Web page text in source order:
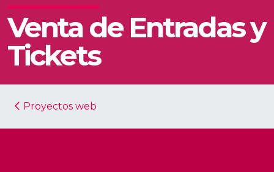
Venta de Entradas y
Tickets
Proyectos web